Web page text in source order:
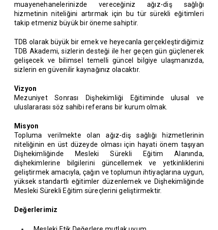
muayenehanelerinizde vereceğiniz ağız-diş sağlığı
hizmetinin niteliğini artırmak için bu tür sürekli eğitimleri
takip etmeniz büyük bir öneme sahiptir.
TDB olarak büyük bir emek ve heyecanla gerçekleştirdiğimiz
TDB Akademi, sizlerin desteği ile her geçen gün güçlenerek
gelişecek ve bilimsel temelli güncel bilgiye ulaşmanızda,
sizlerin en güvenilir kaynağınız olacaktır.
Vizyon
Mezuniyet Sonrası Dişhekimliği Eğitiminde ulusal ve
uluslararası söz sahibi referans bir kurum olmak.
Misyon
Topluma verilmekte olan ağız-diş sağlığı hizmetlerinin
niteliğinin en üst düzeyde olması için hayati önem taşıyan
Dişhekimliğinde Mesleki Sürekli Eğitim Alanında,
dişhekimlerine bilgilerini güncellemek ve yetkinliklerini
geliştirmek amacıyla, çağın ve toplumun ihtiyaçlarına uygun,
yüksek standartlı eğitimler düzenlemek ve Dişhekimliğinde
Mesleki Sürekli Eğitim süreçlerini geliştirmektir.
Değerlerimiz